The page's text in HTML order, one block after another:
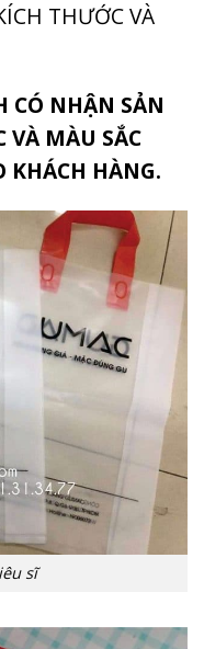
THƯỚC VÀ
CÓ NHẬN SẢN
VÀ MÀU SẮC
KHÁCH HÀNG.
sĩ